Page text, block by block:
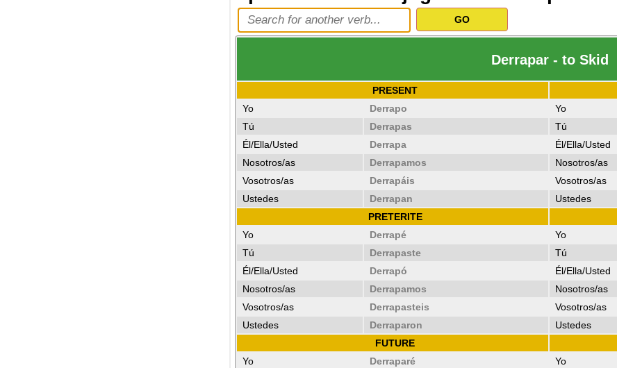
Derrapar - to Skid
PRESENT
Yo
Derrapo Yo
Tú
Derrapas Tú
Él/Ella/Usted
Derrapa Él/Ella/Usted
Nosotros/as
Derrapamos Nosotros/as
Vosotros/as
Derrapáis Vosotros/as
Ustedes
Derrapan Ustedes
PRETERITE
Yo
Derrapé Yo
Tú
Derrapaste Tú
Él/Ella/Usted
Derrapó Él/Ella/Usted
Nosotros/as
Derrapamos Nosotros/as
Vosotros/as
Derrapasteis Vosotros/as
Ustedes
Derraparon Ustedes
FUTURE
Yo
Derraparé Yo